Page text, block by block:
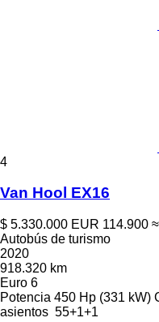
4
Van Hool EX16
$ 5.330.000 EUR 114.900
Autobús de turismo
2020
918.320 km
Euro 6
Potencia 450 Hp (331 kW)
asientos 55+1+1